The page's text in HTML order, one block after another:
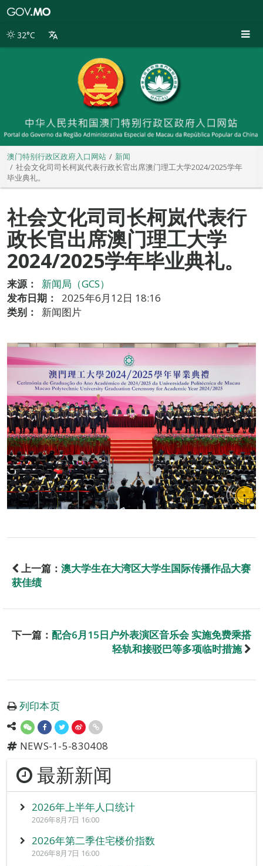
别
32°C
澳门特别行政区政府入口网站
新闻
社会文化司司长柯岚代表行政长官出席澳门理工大学2024/2025学年
毕业典礼。
社会文化司司长柯岚代表行
政长官出席澳门理工大学
2024/2025学年毕业典礼。
来源：
新闻局（GCS）
发布日期：
2025年6月12日 18:16
类别：
新闻图片
上一篇： 澳大学生在大湾区大学生国际传播作品大赛
获佳绩
下一篇： 配合6月15日户外表演区音乐会 实施免费乘搭
轻轨和接驳巴等多项临时措施
列印本页
NEWS-1-5-830408
最新新闻
2026年上半年人口统计
2026年8月7日 16:00
2026年第二季住宅楼价指数
2026年8月7日 16:00